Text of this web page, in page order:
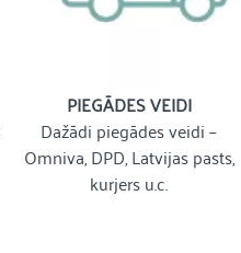
PIEGĀDES VEIDI
Dažādi piegādes veidi –
Omniva, DPD, Latvijas pasts,
kurjers u.c.